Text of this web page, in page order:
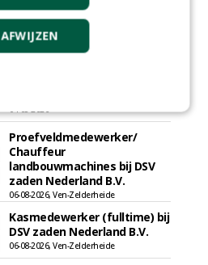
Rayon- account manager
Nederland; regio Noord &
regio Zuid
04-05-2026
Proefveldmedewerker/
Chauffeur
landbouwmachines bij DSV
zaden Nederland B.V.
06-08-2026, Ven-Zelderheide
Kasmedewerker (fulltime) bij
DSV zaden Nederland B.V.
06-08-2026, Ven-Zelderheide
AFWIJZEN